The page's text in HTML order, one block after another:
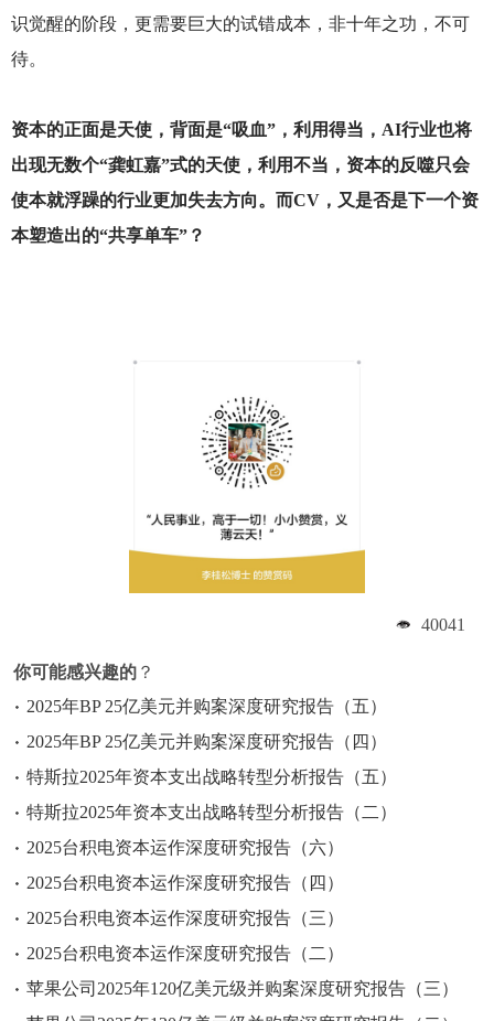
识觉醒的阶段，更需要巨大的试错成本，非十年之功，不可
待。
资本的正面是天使，背面是“吸血”，利用得当，AI行业也将
出现无数个“龚虹嘉”式的天使，利用不当，资本的反噬只会
使本就浮躁的行业更加失去方向。而CV，又是否是下一个资
本塑造出的“共享单车”？
40041
你可能感兴趣的 ？
2025年BP 25亿美元并购案深度研究报告（五）
2025年BP 25亿美元并购案深度研究报告（四）
特斯拉2025年资本支出战略转型分析报告（五）
特斯拉2025年资本支出战略转型分析报告（二）
2025台积电资本运作深度研究报告（六）
2025台积电资本运作深度研究报告（四）
2025台积电资本运作深度研究报告（三）
2025台积电资本运作深度研究报告（二）
苹果公司2025年120亿美元级并购案深度研究报告（三）